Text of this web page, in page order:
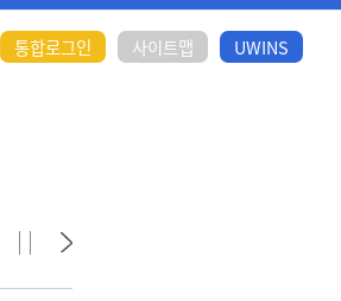
통합로그인 사이트맵 UWINS